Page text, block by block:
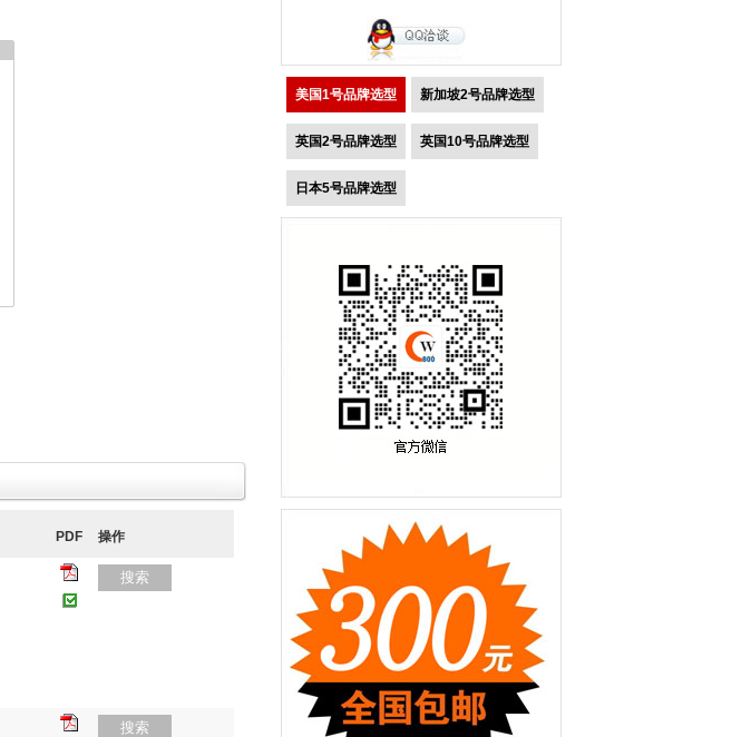
PDF 操作
搜索
搜索
美国1号品牌选型 新加坡2号品牌选型
英国2号品牌选型 英国10号品牌选型
日本5号品牌选型